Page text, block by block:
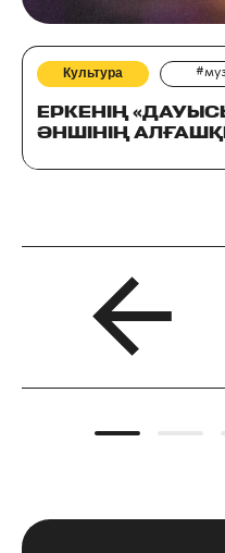
Культура
ЕРКЕНІҢ
ӘНШІНІҢ